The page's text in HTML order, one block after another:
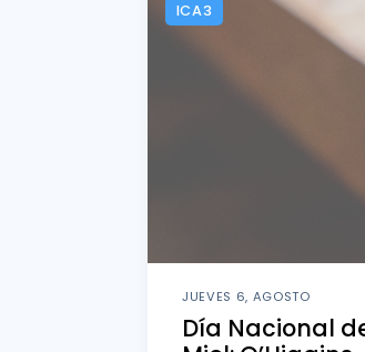
ICA3
JUEVES 6, AGOSTO
Día Nacional